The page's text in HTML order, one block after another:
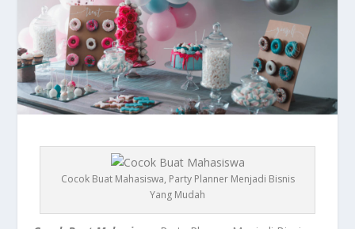
Cocok Buat Mahasiswa, Party Planner Menjadi Bisnis
Yang Mudah